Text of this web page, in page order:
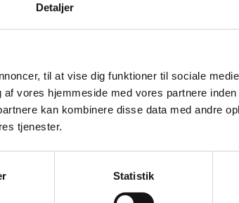
Detaljer
til at vise dig funktioner til sociale
vores hjemmeside med vores partnere
kan kombinere disse data med andre
tjenester.
Statistik